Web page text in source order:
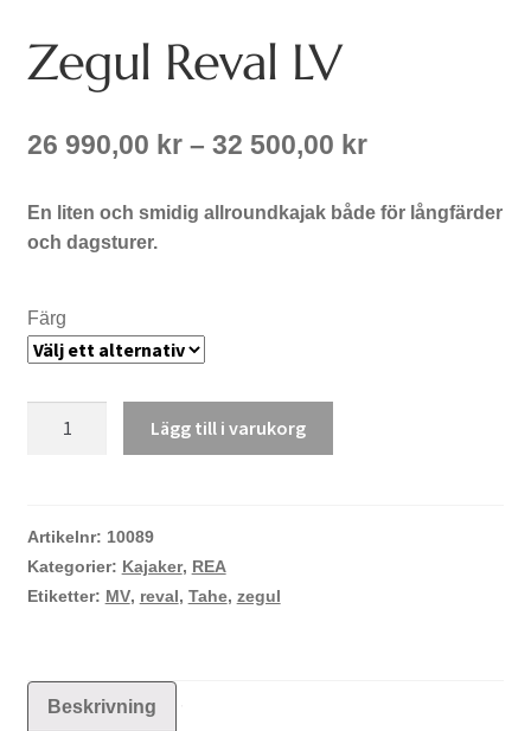
Zegul Reval LV
26 990,00 kr – 32 500,00 krPrisintervall:
990,00 kr
En liten och smidig allroundkajak både för långfärder
och dagsturer.
Färg
Lägg till i varukorg
Artikelnr: 10089
Kategorier: Kajaker, REA
Etiketter: MV, reval, Tahe, zegul
Beskrivning